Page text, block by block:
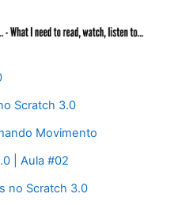
Scratch 3.0
Página
Movimento
URL
| Aula #02
URL
no Scratch 3.0
Página